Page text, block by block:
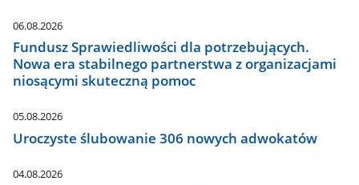
06.08.2026
Fundusz Sprawiedliwości dla potrzebujących.
Nowa era stabilnego partnerstwa z organizacjami
niosącymi skuteczną pomoc
05.08.2026
Uroczyste ślubowanie 306 nowych adwokatów
04.08.2026